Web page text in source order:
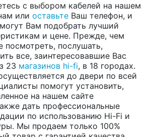
с выбором кабелей на нашем
или оставьте Ваш телефон, и
Вам подобрать лучший
и цене. Прежде, чем
посмотреть, послушать,
все, заинтересовавшие Вас
23 магазинов hi-fi, в 18 городах.
до двери по всей
помогут установить,
на нашем сайте
дать профессиональные
по использованию Hi-Fi и
Мы продаем только 100%